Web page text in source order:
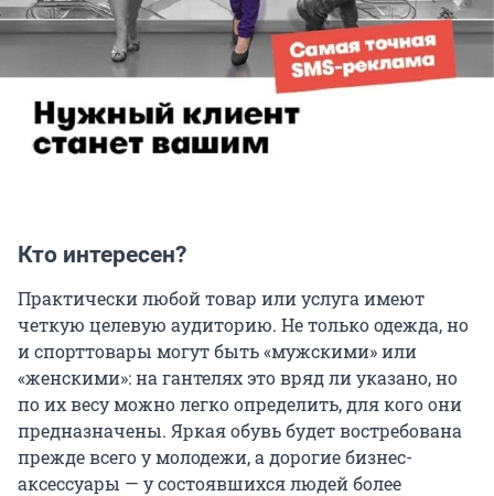
Кто интересен?
Практически любой товар или услуга имеют
четкую целевую аудиторию. Не только одежда, но
и спорттовары могут быть «мужскими» или
«женскими»: на гантелях это вряд ли указано, но
по их весу можно легко определить, для кого они
предназначены. Яркая обувь будет востребована
прежде всего у молодежи, а дорогие бизнес-
аксессуары — у состоявшихся людей более